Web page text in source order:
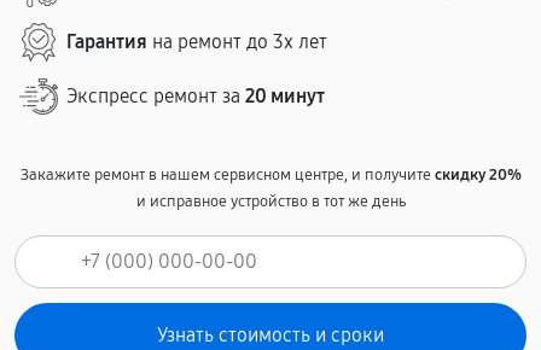
Гарантия на ремонт до 3х лет
Экспресс ремонт за 20 минут
Закажите ремонт в нашем сервисном центре, и получитескидку 20%
и исправное устройство в тот же день